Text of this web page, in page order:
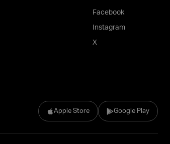
Apple Store Google Play
Facebook
Instagram
X